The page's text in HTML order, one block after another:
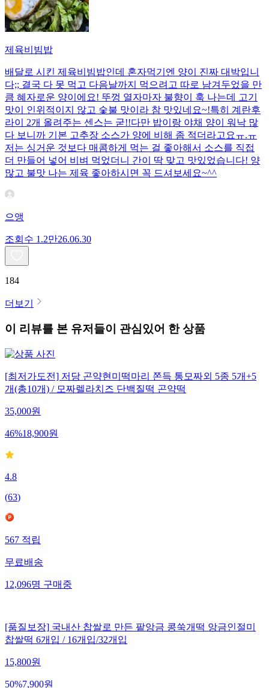
제육비빔밥
배달로 시킨 제육비빔밥인데 혼자먹기엔 양이 진짜 대박입니
다;; 결국 다 못 먹고 다음날까지 먹으려고 따로 남겨두었을 만
큼 혜자로운 양이에요! 뚜껑 열자마자 불향이 훅 나는데 고기
맛이 인위적이지 않고 숯불 맛이라 참 맛있네요~!특히 계란후
라이 2개 올려주는 센스는 굳!! ​다만 밥이랑 야채 양이 워낙 많
다 보니까 기본 고추장 소스가 양에 비해 좀 적더라고요ㅠ.ㅠ
저는 싱거운 것보다 매콤하게 먹는 걸 좋아해서 소스를 직접
더 만들어 넣어 비벼 먹었더니 간이 딱 맞고 맛있었습니다! 양
많고 불맛 나는 제육 좋아하시면 꼭 드셔보세요~^^
으앵
조회수 1.2만26.06.30
184
더보기
이 리뷰를 본 유저들이 관심있어 한 상품
[최저가도전] 저당 곤약현미떡마리 쫀득 통모짜외 5종 5개+5
개(총10개) / 모짜렐라치즈 단백질떡 곤약떡
35,000원
46%18,900원
4.8
(63)
567 적립
무료배송
12,096명 구매중
[품질보장] 국내산 찹쌀로 만든 팥앙금 콩쑥개떡 앙금인절미
찹쌀떡 6개입 / 16개입/32개입
15,800원
50%7,900원